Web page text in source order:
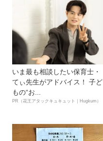
いま最も相談したい保育士・
てぃ先生がアドバイス！ 子ど
もの“お...
PR（花王アタックキュキュット｜Hugkum）